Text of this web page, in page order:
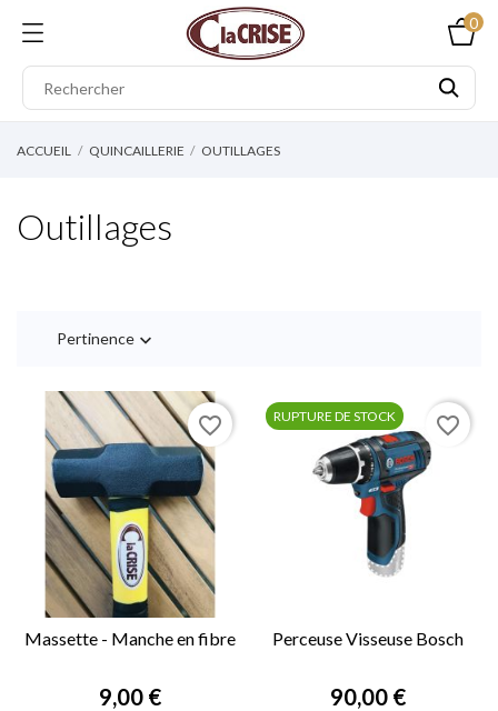
0
ACCUEIL QUINCAILLERIE OUTILLAGES
Outillages
Pertinence 
Massette - Manche en fibre
Prix
9,00 €
favorite_border
Perceuse Visseuse Bosch
Prix
90,00 €
RUPTURE DE STOCK favorite_border